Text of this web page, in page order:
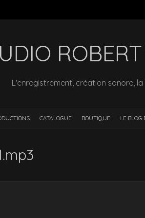
L'enregistrement, création sonore,
CATALOGUE BOUTIQUE LE BLOG